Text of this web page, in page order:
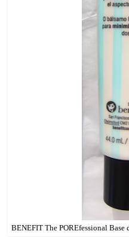
BENEFIT The POREfessional Base